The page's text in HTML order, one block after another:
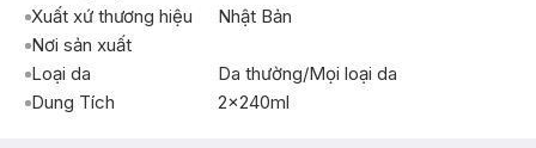
Xuất xứ thương hiệu
Nhật Bản
Nơi sản xuất
Loại da
Da thường/Mọi loại da
Dung Tích
2x240ml